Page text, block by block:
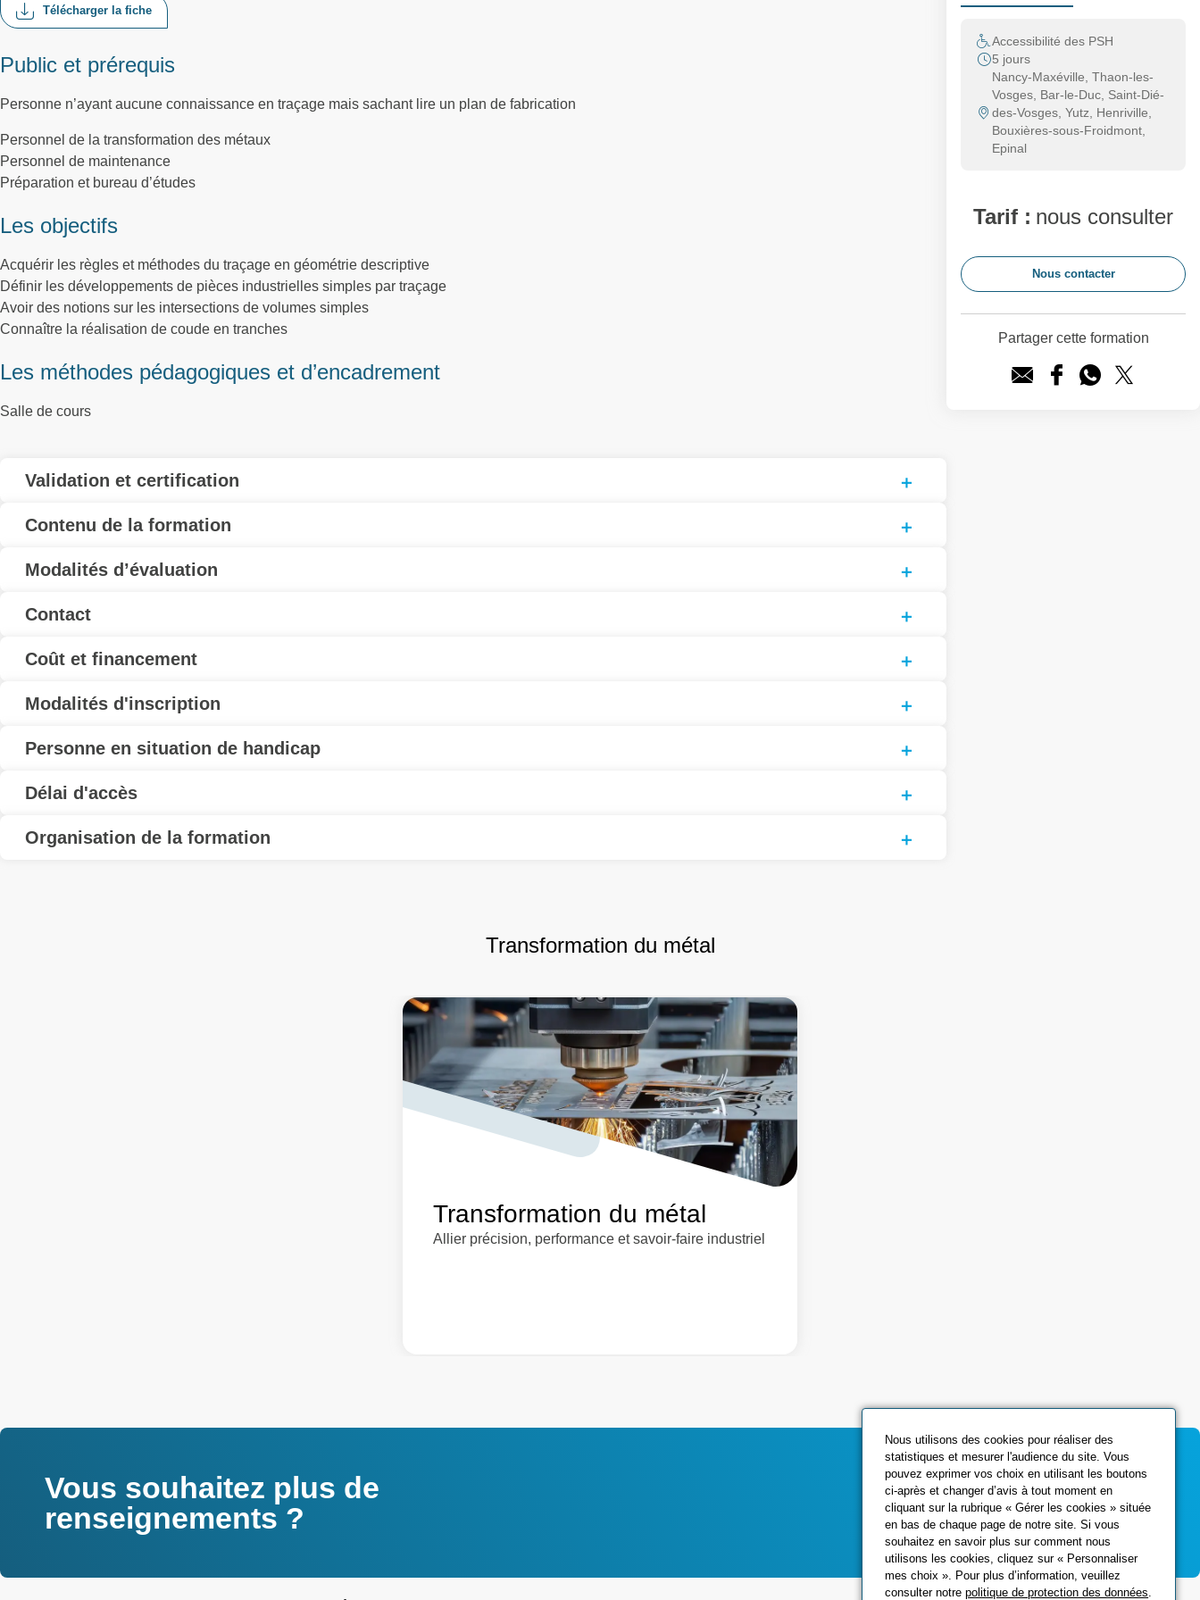
Télécharger la fiche
Public et prérequis
Personne n’ayant aucune connaissance en traçage mais sachant lire un plan de fabrication
Personnel de la transformation des métaux
Personnel de maintenance
Préparation et bureau d’études
Les objectifs
Acquérir les règles et méthodes du traçage en géométrie descriptive
Définir les développements de pièces industrielles simples par traçage
Avoir des notions sur les intersections de volumes simples
Connaître la réalisation de coude en tranches
Les méthodes pédagogiques et d’encadrement
Salle de cours
Validation et certification
Contenu de la formation
Modalités d’évaluation
Contact
Coût et financement
Modalités d'inscription
Personne en situation de handicap
Délai d'accès
Organisation de la formation
Accessibilité des PSH
5 jours
Nancy-Maxéville, Thaon-les-
Vosges, Bar-le-Duc, Saint-Dié-
des-Vosges, Yutz, Henriville,
Bouxières-sous-Froidmont,
Epinal
Tarif : nous consulter
Nous contacter
Partager cette formation
Transformation du métal
Transformation du métal
Allier précision, performance et savoir-faire industriel
Vous souhaitez plus de
renseignements ?
Contactez-nous
Nous utilisons des cookies pour réaliser des
statistiques et mesurer l'audience du site. Vous
pouvez exprimer vos choix en utilisant les boutons
ci-après et changer d’avis à tout moment en
cliquant sur la rubrique « Gérer les cookies » située
en bas de chaque page de notre site. Si vous
souhaitez en savoir plus sur comment nous
utilisons les cookies, cliquez sur « Personnaliser
mes choix ». Pour plus d’information, veuillez
consulter notrepolitique de protection des données.